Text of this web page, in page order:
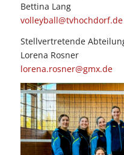
Bettina Lang
volleyball@tvhochdorf.de
Stellvertretende
Lorena Rosner
lorena.rosner@gmx.de